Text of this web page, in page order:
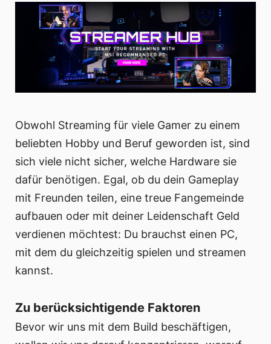
Obwohl Streaming für viele Gamer zu einem
beliebten Hobby und Beruf geworden ist, sind
sich viele nicht sicher, welche Hardware sie
dafür benötigen. Egal, ob du dein Gameplay
mit Freunden teilen, eine treue Fangemeinde
aufbauen oder mit deiner Leidenschaft Geld
verdienen möchtest: Du brauchst einen PC,
mit dem du gleichzeitig spielen und streamen
kannst.
Zu berücksichtigende Faktoren
Bevor wir uns mit dem Build beschäftigen,